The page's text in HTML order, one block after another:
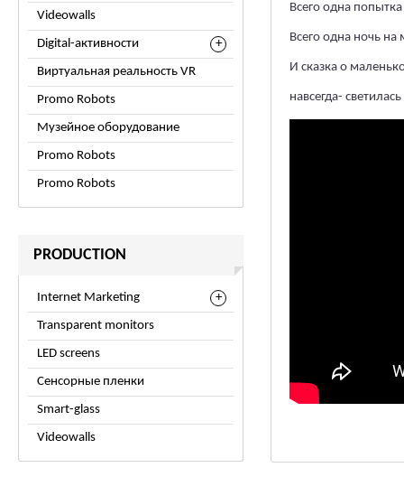
Videowalls
Digital-активности
Виртуальная реальность VR
Promo Robots
Музейное оборудование
Promo Robots
Promo Robots
PRODUCTION
Internet Marketing
Transparent monitors
LED screens
Сенсорные пленки
Smart-glass
Videowalls
Всего одна
Всего одна ночь на
И сказка о
навсегда-